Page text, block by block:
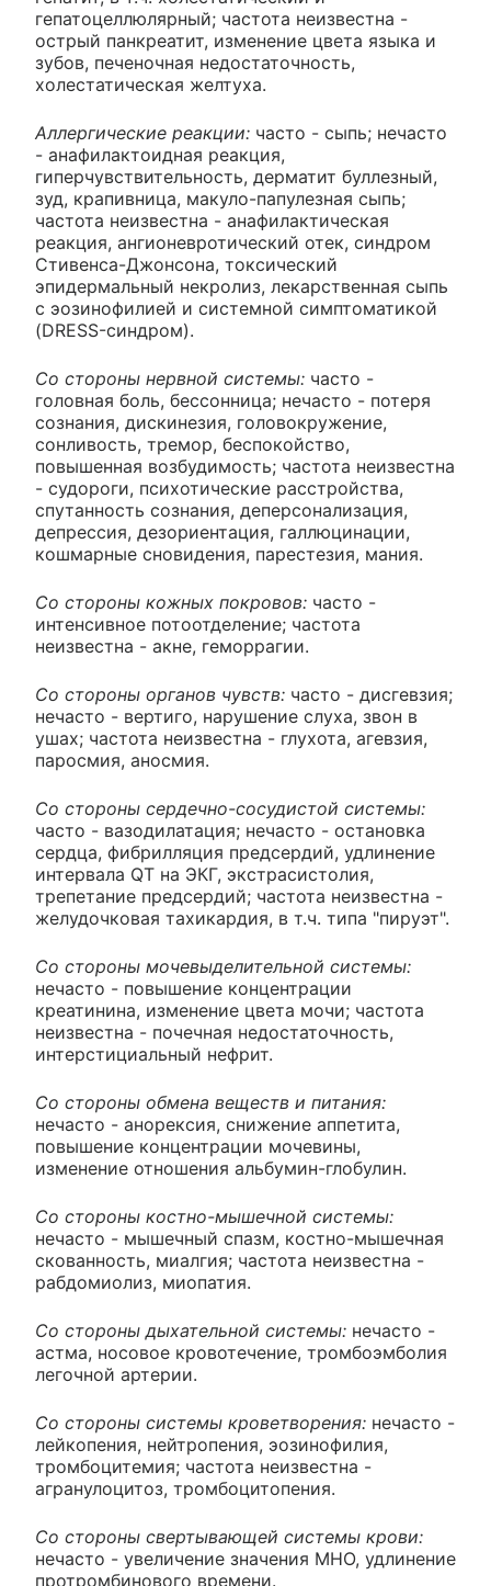
гепатоцеллюлярный; частота неизвестна -
острый панкреатит, изменение цвета языка и
зубов, печеночная недостаточность,
холестатическая желтуха.
Аллергические реакции: часто - сыпь; нечасто
- анафилактоидная реакция,
гиперчувствительность, дерматит буллезный,
зуд, крапивница, макуло-папулезная сыпь;
частота неизвестна - анафилактическая
реакция, ангионевротический отек, синдром
Стивенса-Джонсона, токсический
эпидермальный некролиз, лекарственная сыпь
с эозинофилией и системной симптоматикой
(DRESS-синдром).
Со стороны нервной системы: часто -
головная боль, бессонница; нечасто - потеря
сознания, дискинезия, головокружение,
сонливость, тремор, беспокойство,
повышенная возбудимость; частота неизвестна
- судороги, психотические расстройства,
спутанность сознания, деперсонализация,
депрессия, дезориентация, галлюцинации,
кошмарные сновидения, парестезия, мания.
Со стороны кожных покровов: часто -
интенсивное потоотделение; частота
неизвестна - акне, геморрагии.
Со стороны органов чувств: часто - дисгевзия;
нечасто - вертиго, нарушение слуха, звон в
ушах; частота неизвестна - глухота, агевзия,
паросмия, аносмия.
Со стороны сердечно-сосудистой системы:
часто - вазодилатация; нечасто - остановка
сердца, фибрилляция предсердий, удлинение
интервала QT на ЭКГ, экстрасистолия,
трепетание предсердий; частота неизвестна -
желудочковая тахикардия, в т.ч. типа "пируэт".
Со стороны мочевыделительной системы:
нечасто - повышение концентрации
креатинина, изменение цвета мочи; частота
неизвестна - почечная недостаточность,
интерстициальный нефрит.
Со стороны обмена веществ и питания:
нечасто - анорексия, снижение аппетита,
повышение концентрации мочевины,
изменение отношения альбумин-глобулин.
Со стороны костно-мышечной системы:
нечасто - мышечный спазм, костно-мышечная
скованность, миалгия; частота неизвестна -
рабдомиолиз, миопатия.
Со стороны дыхательной системы: нечасто -
астма, носовое кровотечение, тромбоэмболия
легочной артерии.
Со стороны системы кроветворения: нечасто -
лейкопения, нейтропения, эозинофилия,
тромбоцитемия; частота неизвестна -
агранулоцитоз, тромбоцитопения.
Со стороны свертывающей системы крови:
нечасто - увеличение значения MHO, удлинение
протромбинового времени.